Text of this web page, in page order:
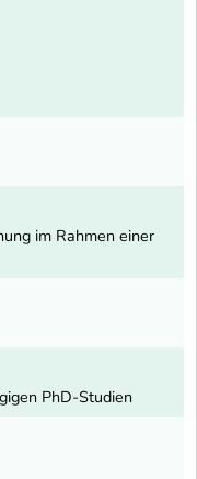
Link
im Rahmen einer
PhD-Studien